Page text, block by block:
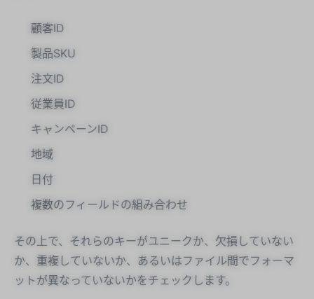
顧客ID
製品SKU
注文ID
従業員ID
キャンペーンID
地域
日付
複数のフィールドの組み合わせ
その上で、それらのキーがユニークか、欠損していない
か、重複していないか、あるいはファイル間でフォーマ
ットが異なっていないかをチェックします。